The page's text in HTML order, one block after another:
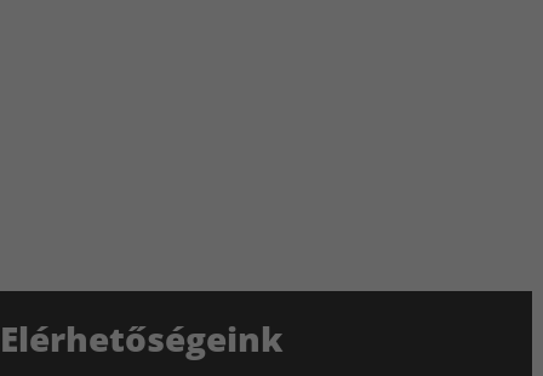
Elérhetőségeink